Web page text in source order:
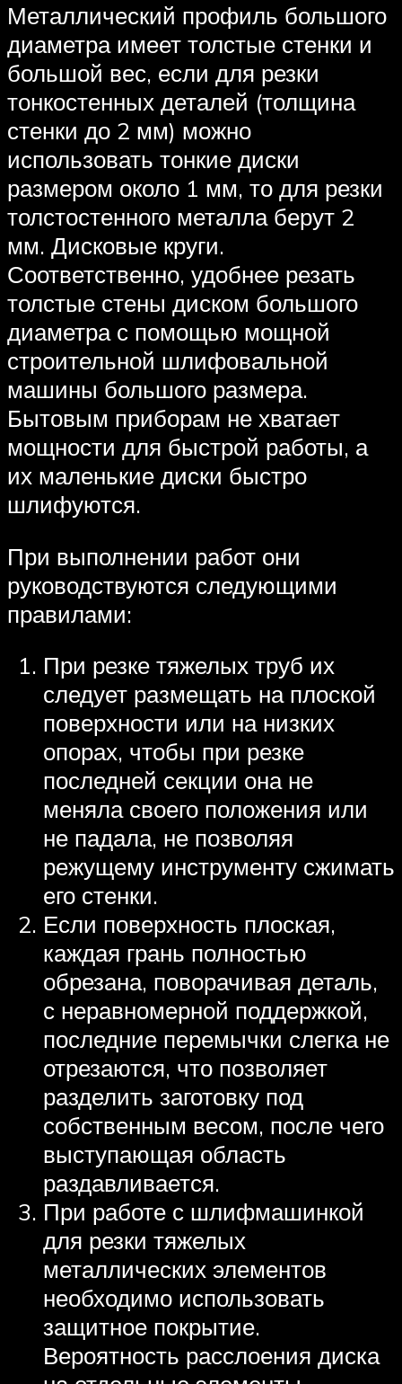
Металлический профиль большого
диаметра имеет толстые стенки и
большой вес, если для резки
тонкостенных деталей (толщина
стенки до 2 мм) можно
использовать тонкие диски
размером около 1 мм, то для резки
толстостенного металла берут 2
мм. Дисковые круги.
Соответственно, удобнее резать
толстые стены диском большого
диаметра с помощью мощной
строительной шлифовальной
машины большого размера.
Бытовым приборам не хватает
мощности для быстрой работы, а
их маленькие диски быстро
шлифуются.
При выполнении работ они
руководствуются следующими
правилами:
При резке тяжелых труб их
следует размещать на плоской
поверхности или на низких
опорах, чтобы при резке
последней секции она не
меняла своего положения или
не падала, не позволяя
режущему инструменту сжимать
его стенки.
Если поверхность плоская,
каждая грань полностью
обрезана, поворачивая деталь,
с неравномерной поддержкой,
последние перемычки слегка не
отрезаются, что позволяет
разделить заготовку под
собственным весом, после чего
выступающая область
раздавливается.
При работе с шлифмашинкой
для резки тяжелых
металлических элементов
необходимо использовать
защитное покрытие.
Вероятность расслоения диска